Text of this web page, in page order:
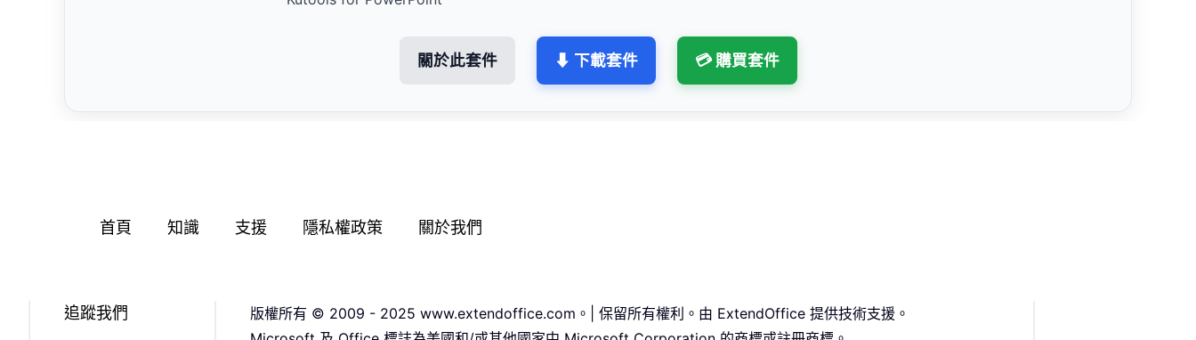
關於此套件 ⬇ 下載套件 💳 購買套件
首頁 知識 支援 隱私權政策 關於我們
追蹤我們
版權所有 © 2009 - 2025 www.extendoffice.com。| 保留所有權利。由 ExtendOffice 提供技術支援。